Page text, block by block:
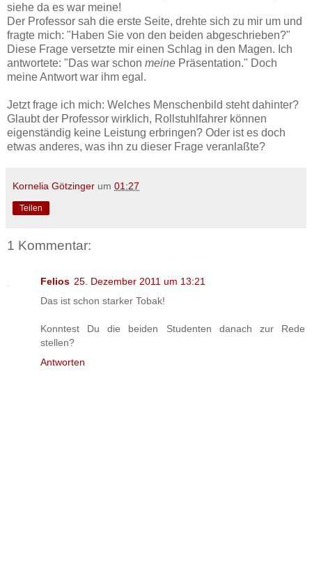
siehe da es war meine!
Der Professor sah die erste Seite, drehte sich zu mir um und
fragte mich: "Haben Sie von den beiden abgeschrieben?"
Diese Frage versetzte mir einen Schlag in den Magen. Ich
antwortete: "Das war schon meine Präsentation." Doch
meine Antwort war ihm egal.
Jetzt frage ich mich: Welches Menschenbild steht dahinter?
Glaubt der Professor wirklich, Rollstuhlfahrer können
eigenständig keine Leistung erbringen? Oder ist es doch
etwas anderes, was ihn zu dieser Frage veranlaßte?
Kornelia Götzinger um 01:27
Teilen
1 Kommentar:
Felios 25. Dezember 2011 um 13:21
Das ist schon starker Tobak!
Konntest Du die beiden Studenten danach zur Rede
stellen?
Antworten